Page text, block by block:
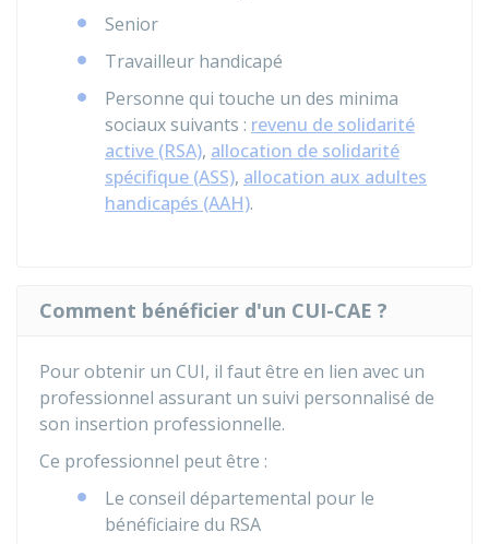
Senior
Travailleur handicapé
Personne qui touche un des minima
sociaux suivants : revenu de solidarité
active (RSA), allocation de solidarité
spécifique (ASS), allocation aux adultes
handicapés (AAH).
Comment bénéficier d'un CUI-CAE ?
Pour obtenir un CUI, il faut être en lien avec un
professionnel assurant un suivi personnalisé de
son insertion professionnelle.
Ce professionnel peut être :
Le conseil départemental pour le
bénéficiaire du RSA